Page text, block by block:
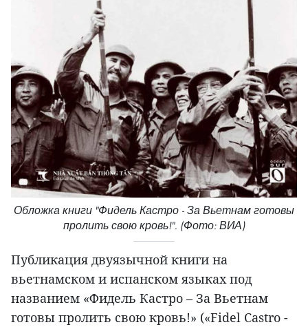
Обложка книги "Фидель Кастро - За Вьетнам готовы
пролить свою кровь!". (Фото: ВИА)
Публикация двуязычной книги на
вьетнамском и испанском языках под
названием «Фидель Кастро – За Вьетнам
готовы пролить свою кровь!» («Fidel Castro -